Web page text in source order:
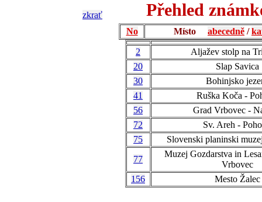
zkrať Přehled
No Místo abecedně /
2
Aljažev stolp na
20
Slap Savica
30
Bohinjsko
41
Ruška Koča -
56
Grad Vrbovec -
72
Sv. Areh -
75
Slovenski planinski
77
Muzej Gozdarstva in
Vrbovec
156
Mesto Žalec